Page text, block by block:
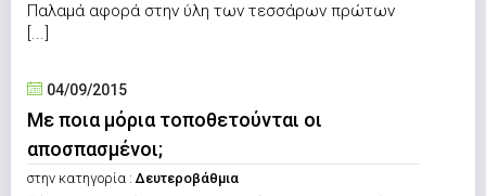
Παλαμά αφορά στην ύλη των τεσσάρων πρώτων
[...]
04/09/2015
Με ποια μόρια τοποθετούνται οι
αποσπασμένοι;
στην κατηγορία : Δευτεροβάθμια